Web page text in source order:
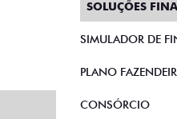
SOLUÇÕES
SIMULADOR DE
PLANO
CONSÓRCIO